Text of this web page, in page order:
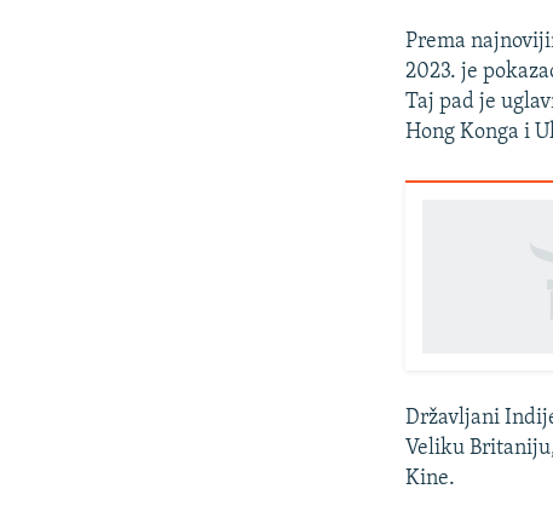
Prema
2023. je
Taj pad je
Hong Konga i
Državljani
Veliku
Kine.